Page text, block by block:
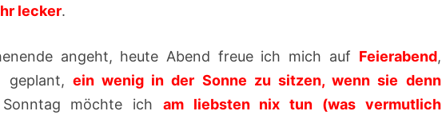
–
2
6
lecker.
angeht, heute Abend freue ich mich auf Feierabend,
geplant, ein wenig in der Sonne zu sitzen, wenn sie denn
möchte ich am liebsten nix tun (was vermutlich